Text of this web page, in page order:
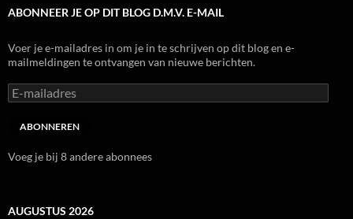
ABONNEER JE OP DIT BLOG D.M.V. E-MAIL
Voer je e-mailadres in om je in te schrijven op dit blog en e-
mailmeldingen te ontvangen van nieuwe berichten.
E-
mailadres
ABONNEREN
Voeg je bij 8 andere abonnees
AUGUSTUS 2026